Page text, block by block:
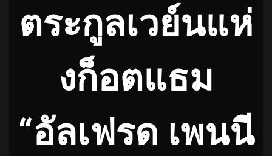
ตระกูลเวย์นแห่
งก็อตแธม
“อัลเฟรด เพนนี